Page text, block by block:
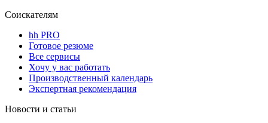
Соискателям
hh PRO
Готовое резюме
Все сервисы
Хочу у вас работать
Производственный календарь
Экспертная рекомендация
Новости и статьи